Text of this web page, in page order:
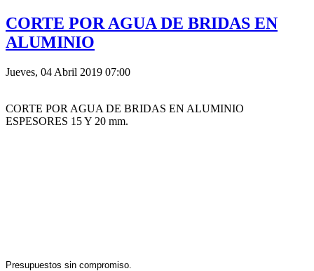
CORTE POR AGUA DE BRIDAS EN
ALUMINIO
Jueves, 04 Abril 2019 07:00
CORTE POR AGUA DE BRIDAS EN ALUMINIO
ESPESORES 15 Y 20 mm.
Presupuestos sin compromiso.